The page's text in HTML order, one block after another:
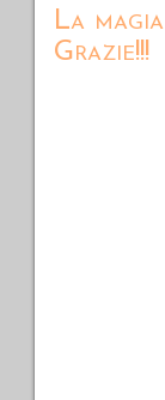
La
Grazie!!!